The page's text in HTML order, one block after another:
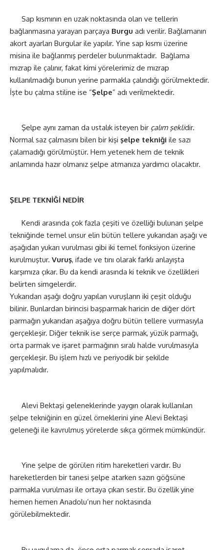
Sap kısmının en uzak noktasında olan ve tellerin
bağlanmasına yarayan parçaya Burgu adı verilir. Bağlamanın
akort ayarları Burgular ile yapılır. Yine sap kısmı üzerine
misina ile bağlanmış perdeler bulunmaktadır. Bağlama
mızrap ile çalınır, fakat kimi yörelerimiz de mızrap
kullanılmadığı bunun yerine parmakla çalındığı görülmektedir.
İşte bu çalma stiline ise “Şelpe” adı verilmektedir.
Şelpe aynı zaman da ustalık isteyen bir çalım şeklidir.
Normal saz çalmasını bilen bir kişi şelpe tekniği ile sazı
çalamadığı görülmüştür. Hem yetenek hem de teknik
anlamında hazır olmanız şelpe atmanıza yardımcı olacaktır.
ŞELPE TEKNİĞİ NEDİR
Kendi arasında çok fazla çeşiti ve özelliği bulunan şelpe
tekniğinde temel unsur elin bütün tellere yukarıdan aşağı ve
aşağıdan yukarı vurulması gibi iki temel fonksiyon üzerine
kurulmuştur. Vuruş, ifade ve tını olarak farklı anlayışta
karşımıza çıkar. Bu da kendi arasında ki teknik ve özellikleri
belirten simgelerdir.
Yukarıdan aşağı doğru yapılan vuruşların iki çeşit olduğu
bilinir. Bunlardan birincisi başparmak haricin de diğer dört
parmağın yukarıdan aşağıya doğru bütün tellere vurmasıyla
gerçekleşir. Diğer teknik ise serçe parmak, yüzük parmağı,
orta parmak ve işaret parmağının sıralı halde vurulmasıyla
gerçekleşir. Bu işlem hızlı ve periyodik bir şekilde
yapılmalıdır.
Alevi Bektaşi geleneklerinde yaygın olarak kullanılan
şelpe tekniğinin en güzel örneklerini yine Alevi Bektaşi
geleneği ile kavrulmuş yörelerde sıkça görmek mümkündür.
Yine şelpe de görülen ritim hareketleri vardır. Bu
hareketlerden bir tanesi şelpe atarken sazın göğsüne
parmakla vurulması ile ortaya çıkan sestir. Bu özellik yine
hemen hemen Anadolu’nun her noktasında
görülebilmektedir.